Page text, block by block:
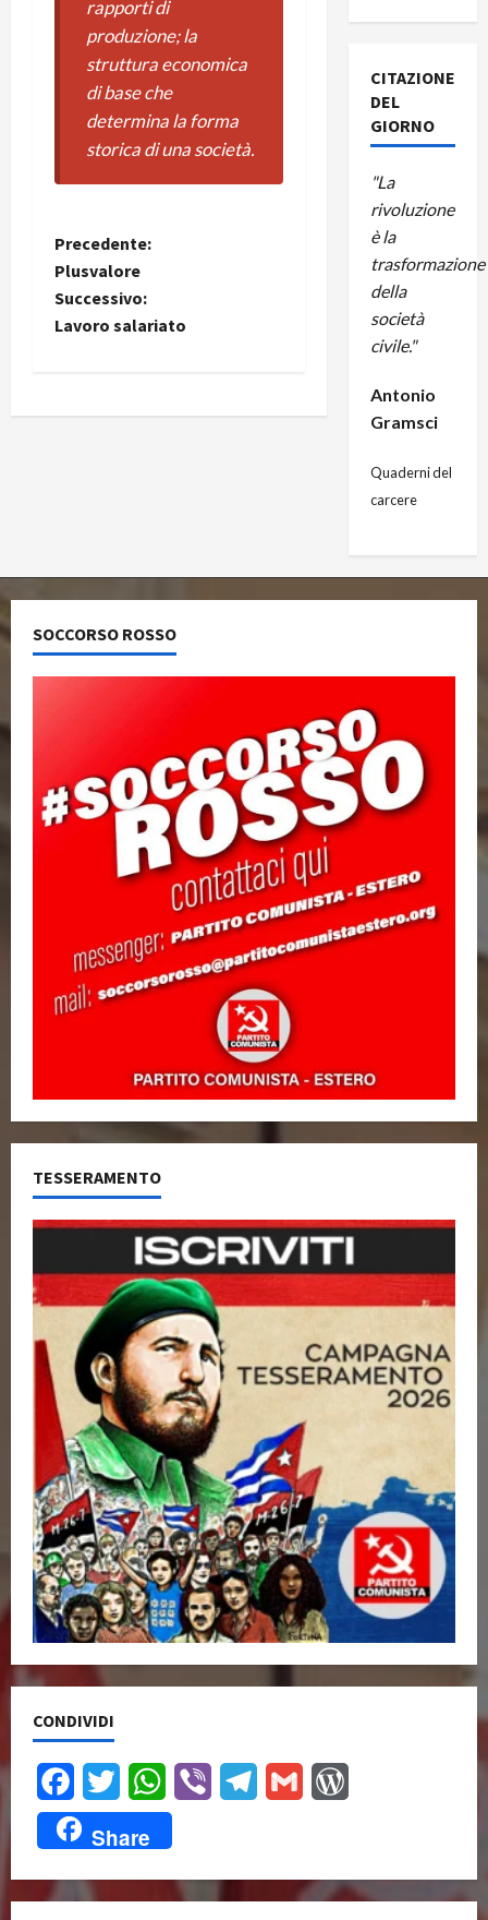
rapporti di
produzione; la
struttura economica
di base che
determina la forma
storica di una società.
Precedente:
Plusvalore
Successivo:
Lavoro salariato
CITAZIONE
DEL
GIORNO
"La
rivoluzione
è la
trasformazione
della
società
civile."
Antonio
Gramsci
Quaderni del
carcere
SOCCORSO ROSSO
TESSERAMENTO
CONDIVIDI
FacebookTwitter WhatsApp
Viber TelegramGmail
Share